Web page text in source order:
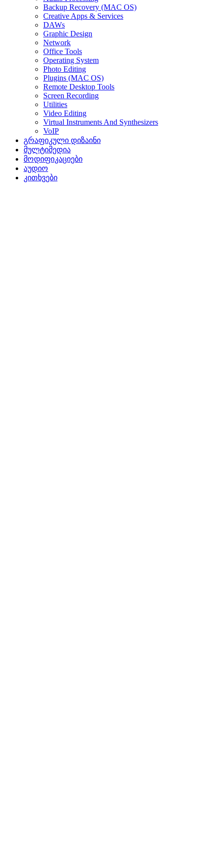
Backup Recovery (MAC OS)
Creative Apps & Services
DAWs
Graphic Design
Network
Office Tools
Operating System
Photo Editing
Plugins (MAC OS)
Remote Desktop Tools
Screen Recording
Utilities
Video Editing
Virtual Instruments And Synthesizers
VoIP
გრაფიკული დიზაინი
მულტიმედია
მოდიფიკაციები
აუდიო
კითხვები